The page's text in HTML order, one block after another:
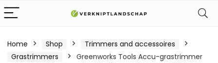
Home Shop
Trimmers and accessoires
Grastrimmers
Greenworks Tools Accu-grastrimmer